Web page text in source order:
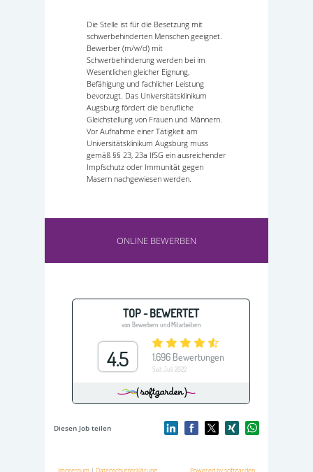
Die Stelle ist für die Besetzung mit
schwerbehinderten Menschen geeignet.
Bewerber (m/w/d) mit
Schwerbehinderung werden bei im
Wesentlichen gleicher Eignung,
Befähigung und fachlicher Leistung
bevorzugt. Das Universitätsklinikum
Augsburg fördert die berufliche
Gleichstellung von Frauen und Männern.
Vor Aufnahme einer Tätigkeit am
Universitätsklinikum Augsburg muss
gemäß §§ 23, 23a IfSG ein ausreichender
Impfschutz oder Immunität gegen
Masern nachgewiesen werden.
ONLINE BEWERBEN
Diesen Job teilen
Impressum | Datenschutzerklärung Powered by softgarden